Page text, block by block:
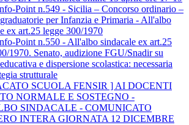
Point n.549 - Sicilia – Concorso ordinario –
per Infanzia e Primaria - All'albo
ex art.25 legge 300/1970
Point n.550 - All'albo sindacale ex art.25
1970. Senato, audizione FGU/Snadir su
e dispersione scolastica: necessaria
strutturale
SCUOLA FENSIR ] AI DOCENTI
NORMALE E SOSTEGNO -
SINDACALE - COMUNICATO
INTERA GIORNATA 12 DICEMBRE